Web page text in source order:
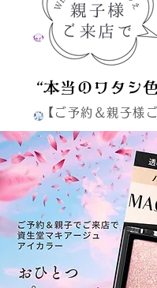
“本当のワタシ
“本当のワタシ
【ご予約＆親子様